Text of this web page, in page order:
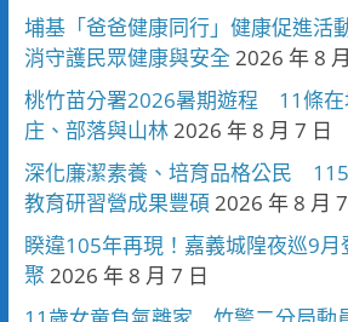
埔基「爸爸健康同行」健康促進
消守護民眾健康與安全 2026 年 8
桃竹苗分署2026暑期遊程 11條在
庄、部落與山林 2026 年 8 月 7 日
深化廉潔素養、培育品格公民
教育研習營成果豐碩 2026 年 8 月
睽違105年再現！嘉義城隍夜巡9
聚 2026 年 8 月 7 日